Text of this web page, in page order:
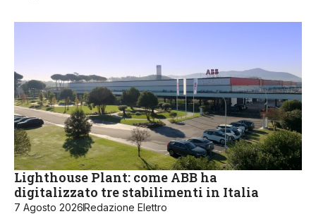
Lighthouse Plant: come ABB ha
digitalizzato tre stabilimenti in Italia
7 Agosto 2026Redazione Elettro